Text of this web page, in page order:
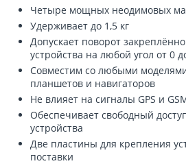
Четыре мощных неодимовых
Удерживает до 1,5 кг
Допускает поворот
устройства на любой угол от 0
Совместим со любыми
планшетов и навигаторов
Не влияет на сигналы GPS и
Обеспечивает свободный
устройства
Две пластины для крепления
поставки